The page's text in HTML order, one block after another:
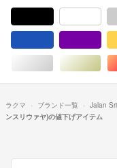
シルバー/銀色系
ゴ
ラクマ ブランド一覧 Jalan
ンスリウァヤ)の値下げアイテム